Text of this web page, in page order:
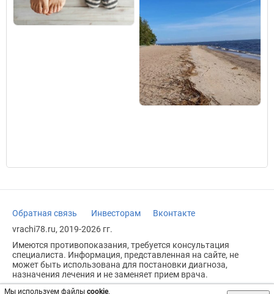
Мы используем файлы cookie.
Обратная связь Инвесторам
Вконтакте
vrachi78.ru, 2019-2026 гг.
Имеются противопоказания, требуется консультация
специалиста. Информация, представленная на сайте, не
может быть использована для постановки диагноза,
назначения лечения и не заменяет прием врача.
Возрастное ограничение: 18+